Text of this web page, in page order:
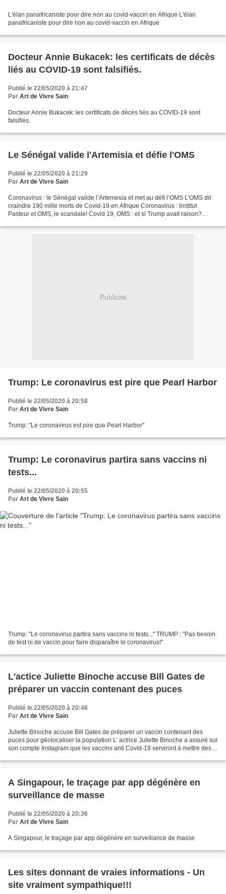
L'élan panafricaniste pour dire non au covid-vaccin en Afrique L'élan
panafricaniste pour dire non au covid-vaccin en Afrique
Docteur Annie Bukacek: les certificats de décès
liés au COVID-19 sont falsifiés.
Publié le 22/05/2020 à 21:47
Par Art de Vivre Sain
Docteur Annie Bukacek: les certificats de décès liés au COVID-19 sont
falsifiés.
Le Sénégal valide l'Artemisia et défie l'OMS
Publié le 22/05/2020 à 21:29
Par Art de Vivre Sain
Coronavirus : le Sénégal valide l’Artemesia et met au défi l’OMS L’OMS dit
craindre 190 mille morts de Covid-19 en Afrique Coronavirus : Institut
Pasteur et OMS, le scandale! Covid 19, OMS : et si Trump avait raison?
Publicité
Trump: Le coronavirus est pire que Pearl Harbor
Publié le 22/05/2020 à 20:58
Par Art de Vivre Sain
Trump: "Le coronavirus est pire que Pearl Harbor"
Trump: Le coronavirus partira sans vaccins ni
tests...
Publié le 22/05/2020 à 20:55
Par Art de Vivre Sain
Trump: "Le coronavirus partira sans vaccins ni tests..." TRUMP : "Pas besoin
de test ni de vaccin pour faire disparaître le coronavirus!"
L'actice Juliette Binoche accuse Bill Gates de
préparer un vaccin contenant des puces
Publié le 22/05/2020 à 20:46
Par Art de Vivre Sain
Juliette Binoche accuse Bill Gates de préparer un vaccin contenant des
puces pour géolocaliser la population L’ actrice Juliette Binoche a assuré sur
son compte Instagram que les vaccins anti Covid-19 serviront à mettre des
A Singapour, le traçage par app dégénère en
surveillance de masse
Publié le 22/05/2020 à 20:36
Par Art de Vivre Sain
A Singapour, le traçage par app dégénère en surveillance de masse
Les sites donnant de vraies informations - Un
site vraiment sympathique!!!